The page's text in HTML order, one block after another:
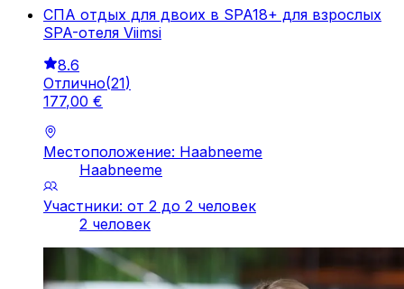
СПА отдых для двоих в SPA18+ для взрослых
SPA-отеля Viimsi
8.6
Отлично(21)
177,00 €
Местоположение: Haabneeme
Haabneeme
Участники: от 2 до 2 человек
2 человек